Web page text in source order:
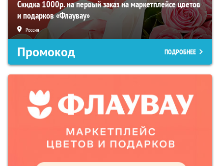
Скидка 1000р. на первый заказ на маркетплейсе цветов
и подарков «Флаувау»
Россия
Промокод ПОДРОБНЕЕ